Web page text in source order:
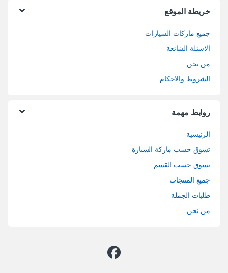
خريطة الموقع
جميع ماركات السيارات
الاسئلة الشائعة
من نحن
الشروط والاحكام
روابط مهمة
الرئيسية
تسوق حسب ماركة السيارة
تسوق حسب القسم
جميع المنتجات
طلبات الجملة
من نحن